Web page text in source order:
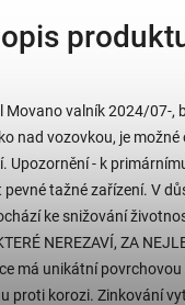
Movano valník 2024/07-,
nad vozovkou, je
Upozornění - k
tažné zařízení. V
ke snižování
NEREZAVÍ, ZA
má unikátní
proti korozi. Zinkování